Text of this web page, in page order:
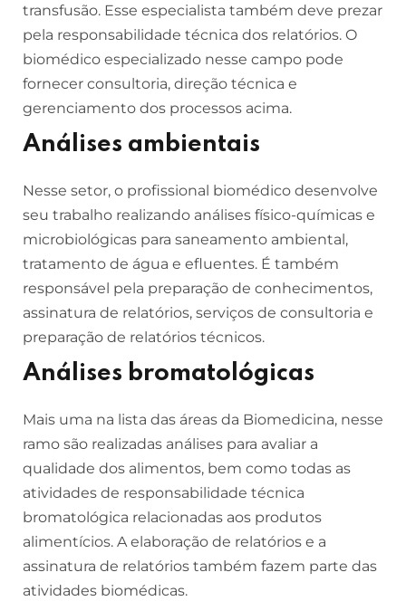
transfusão. Esse especialista também deve prezar
pela responsabilidade técnica dos relatórios. O
biomédico especializado nesse campo pode
fornecer consultoria, direção técnica e
gerenciamento dos processos acima.
Análises ambientais
Nesse setor, o profissional biomédico desenvolve
seu trabalho realizando análises físico-químicas e
microbiológicas para saneamento ambiental,
tratamento de água e efluentes. É também
responsável pela preparação de conhecimentos,
assinatura de relatórios, serviços de consultoria e
preparação de relatórios técnicos.
Análises bromatológicas
Mais uma na lista das áreas da Biomedicina, nesse
ramo são realizadas análises para avaliar a
qualidade dos alimentos, bem como todas as
atividades de responsabilidade técnica
bromatológica relacionadas aos produtos
alimentícios. A elaboração de relatórios e a
assinatura de relatórios também fazem parte das
atividades biomédicas.